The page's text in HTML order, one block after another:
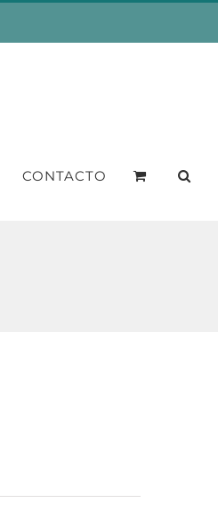
CONTACTO